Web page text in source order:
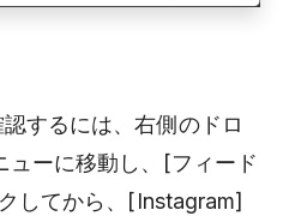
するには、右側のドロ
ューに移動し、[フィード
してから、[Instagram]